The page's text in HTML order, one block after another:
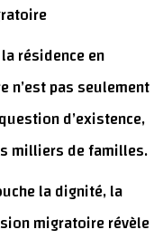
résidence en
n’est pas seulement
d’existence,
milliers de familles.
la dignité, la
migratoire révèle